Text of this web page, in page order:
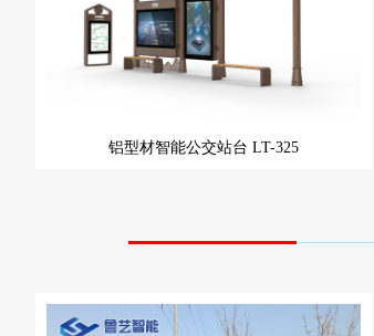
铝型材智能公交站台 LT-325